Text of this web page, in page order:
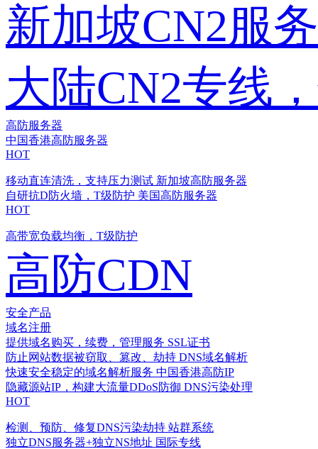
新加坡CN2服
大陆CN2专线
高防服务器
中国香港高防服务器
HOT
移动直连清洗，支持压力测试 新加坡高防服务器
自研抗D防火墙，T级防护 美国高防服务器
HOT
高带宽负载均衡，T级防护
高防CDN
安全产品
域名注册
提供域名购买，续费，管理服务 SSL证书
防止网站数据被窃取、篡改、劫持 DNS域名解析
快速安全稳定的域名解析服务 中国香港高防IP
隐藏源站IP，构建大流量DDoS防御 DNS污染处理
HOT
检测、预防、修复DNS污染劫持 站群系统
独立DNS服务器+独立NS地址 国际专线